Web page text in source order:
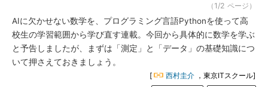
（1/2 ページ）
AIに欠かせない数学を、プログラミング言語Pythonを使って高
校生の学習範囲から学び直す連載。今回から具体的に数学を学ぶ
と予告しましたが、まずは「測定」と「データ」の基礎知識につ
いて押さえておきましょう。
[ 西村圭介 ，東京ITスクール]